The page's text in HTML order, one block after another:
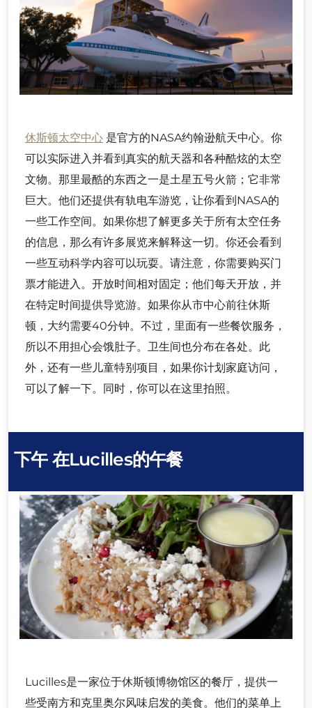
休斯顿太空中心 是官方的NASA约翰逊航天中心。你
可以实际进入并看到真实的航天器和各种酷炫的太空
文物。那里最酷的东西之一是土星五号火箭；它非常
巨大。他们还提供有轨电车游览，让你看到NASA的
一些工作空间。如果你想了解更多关于所有太空任务
的信息，那么有许多展览来解释这一切。你还会看到
一些互动科学内容可以玩耍。请注意，你需要购买门
票才能进入。开放时间相对固定；他们每天开放，并
在特定时间提供导览游。如果你从市中心前往休斯
顿，大约需要40分钟。不过，里面有一些餐饮服务，
所以不用担心会饿肚子。卫生间也分布在各处。此
外，还有一些儿童特别项目，如果你计划家庭访问，
可以了解一下。同时，你可以在这里拍照。
下午 在Lucilles的午餐
Lucilles是一家位于休斯顿博物馆区的餐厅，提供一
些受南方和克里奥尔风味启发的美食。他们的菜单上